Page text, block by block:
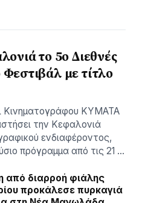
το 5ο Διεθνές
με τίτλο
Κινηματογράφου ΚΥΜΑΤΑ
την Κεφαλονιά
ενδιαφέροντος,
πρόγραμμα από τις 21 …
από διαρροή φιάλης
προκάλεσε πυρκαγιά